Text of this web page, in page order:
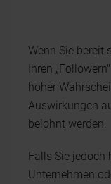
Wenn Sie bereit
Ihren
hoher
Auswirkungen
belohnt werden.
Falls Sie jedoch
Unternehmen